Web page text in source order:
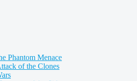
Phantom Menace
of the Clones